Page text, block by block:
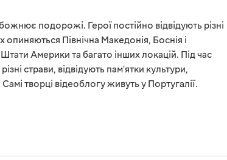
подорожі. Герої постійно відвідують різні
опиняються Північна Македонія, Боснія і
Америки та багато інших локацій. Під час
страви, відвідують пам'ятки культури,
творці відеоблогу живуть у Португалії.